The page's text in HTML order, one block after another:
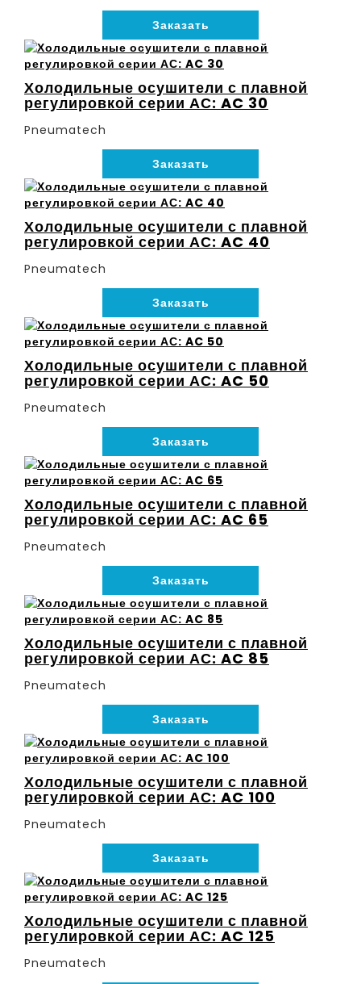
Заказать
Холодильные осушители с плавной
регулировкой серии АС: AC 30
Pneumatech
Заказать
Холодильные осушители с плавной
регулировкой серии АС: AC 40
Pneumatech
Заказать
Холодильные осушители с плавной
регулировкой серии АС: AC 50
Pneumatech
Заказать
Холодильные осушители с плавной
регулировкой серии АС: AC 65
Pneumatech
Заказать
Холодильные осушители с плавной
регулировкой серии АС: AC 85
Pneumatech
Заказать
Холодильные осушители с плавной
регулировкой серии АС: AC 100
Pneumatech
Заказать
Холодильные осушители с плавной
регулировкой серии АС: AC 125
Pneumatech